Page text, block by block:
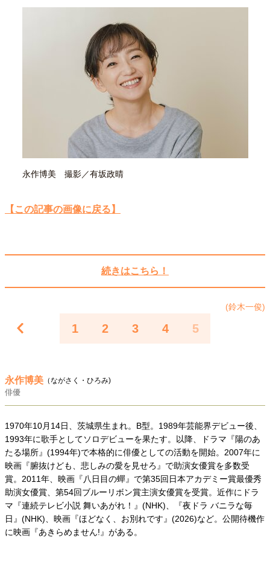
変革の原動力
一流のルーティン
忘れられない言葉
10代・20代の土台
ライフスタイル・生き方
パートナーとの歩み方
私を彩るエッセンス
60代のネクストステージ
70代のグランドデザイン
社会・カルチャー・マネー
地域とつながる/お金との付き合い方
永作博美 撮影／有坂政晴
【この記事の画像に戻る】
続きはこちら！
(鈴木一俊)
1 2 3 4 5
永作博美 （ながさく・ひろみ)
俳優
1970年10月14日、茨城県生まれ。B型。1989年芸能界デビュー後、
1993年に歌手としてソロデビューを果たす。以降、ドラマ『陽のあ
たる場所』(1994年)で本格的に俳優としての活動を開始。2007年に
映画『腑抜けども、悲しみの愛を見せろ』で助演女優賞を多数受
賞。2011年、映画『八日目の蟬』で第35回日本アカデミー賞最優秀
助演女優賞、第54回ブルーリボン賞主演女優賞を受賞。近作にドラ
マ『連続テレビ小説 舞いあがれ！』(NHK)、『夜ドラ バニラな毎
日』(NHK)、映画『ほどなく、お別れです』(2026)など。公開待機作
に映画『あきらめません!』がある。